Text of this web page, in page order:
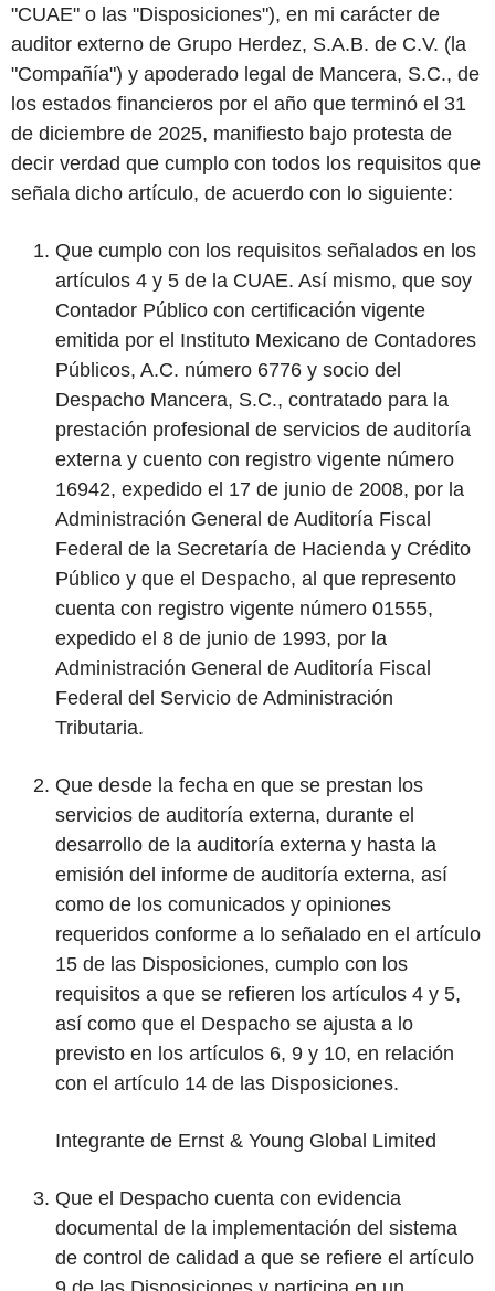
"CUAE" o las "Disposiciones"), en mi carácter de
auditor externo de Grupo Herdez, S.A.B. de C.V. (la
"Compañía") y apoderado legal de Mancera, S.C., de
los estados financieros por el año que terminó el 31
de diciembre de 2025, manifiesto bajo protesta de
decir verdad que cumplo con todos los requisitos que
señala dicho artículo, de acuerdo con lo siguiente:
Que cumplo con los requisitos señalados en los
artículos 4 y 5 de la CUAE. Así mismo, que soy
Contador Público con certificación vigente
emitida por el Instituto Mexicano de Contadores
Públicos, A.C. número 6776 y socio del
Despacho Mancera, S.C., contratado para la
prestación profesional de servicios de auditoría
externa y cuento con registro vigente número
16942, expedido el 17 de junio de 2008, por la
Administración General de Auditoría Fiscal
Federal de la Secretaría de Hacienda y Crédito
Público y que el Despacho, al que represento
cuenta con registro vigente número 01555,
expedido el 8 de junio de 1993, por la
Administración General de Auditoría Fiscal
Federal del Servicio de Administración
Tributaria.
Que desde la fecha en que se prestan los
servicios de auditoría externa, durante el
desarrollo de la auditoría externa y hasta la
emisión del informe de auditoría externa, así
como de los comunicados y opiniones
requeridos conforme a lo señalado en el artículo
15 de las Disposiciones, cumplo con los
requisitos a que se refieren los artículos 4 y 5,
así como que el Despacho se ajusta a lo
previsto en los artículos 6, 9 y 10, en relación
con el artículo 14 de las Disposiciones.
Integrante de Ernst & Young Global Limited
Que el Despacho cuenta con evidencia
documental de la implementación del sistema
de control de calidad a que se refiere el artículo